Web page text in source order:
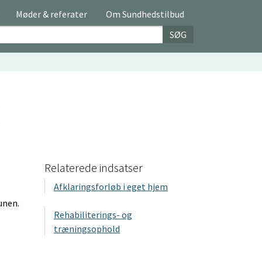
Møder & referater
Om Sundhedstilbud
SØG
Relaterede indsatser
Afklaringsforløb i eget hjem
Rehabiliterings- og
træningsophold